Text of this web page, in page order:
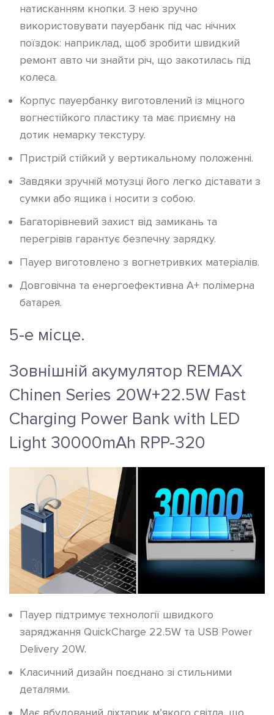
натисканням кнопки. З нею зручно
використовувати пауербанк під час нічних
поїздок: наприклад, щоб зробити швидкий
ремонт авто чи знайти річ, що закотилась під
колеса.
Корпус пауербанку виготовлений із міцного
вогнестійкого пластику та має приємну на
дотик немарку текстуру.
Пристрій стійкий у вертикальному положенні.
Завдяки зручній мотузці його легко діставати з
сумки або ящика і носити з собою.
Багаторівневий захист від замикань та
перегрівів гарантує безпечну зарядку.
Пауер виготовлено з вогнетривких матеріалів.
Довговічна та енергоефективна A+ полімерна
батарея.
5-е місце.
Зовнішній акумулятор REMAX
Chinen Series 20W+22.5W Fast
Charging Power Bank with LED
Light 30000mAh RPP-320
Пауер підтримує технології швидкого
заряджання QuickCharge 22.5W та USB Power
Delivery 20W.
Класичний дизайн поєднано зі стильними
деталями.